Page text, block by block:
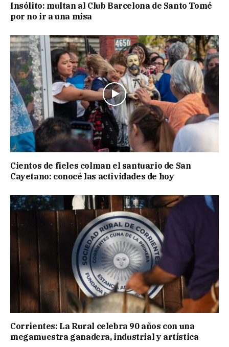
Insólito: multan al Club Barcelona de Santo Tomé
por no ir a una misa
Cientos de fieles colman el santuario de San
Cayetano: conocé las actividades de hoy
Corrientes: La Rural celebra 90 años con una
megamuestra ganadera, industrial y artística